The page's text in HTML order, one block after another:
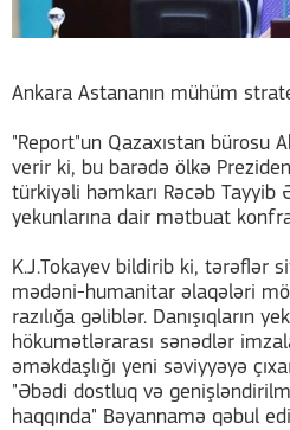
Ankara Astananın mühüm
"Report"un Qazaxıstan bürosu
verir ki, bu barədə ölkə
türkiyəli həmkarı Rəcəb Tayyib
yekunlarına dair mətbuat
K.J.Tokayev bildirib ki, tərəflər
mədəni-humanitar əlaqələri
razılığa gəliblər. Danışıqların
hökumətlərarası sənədlər
əməkdaşlığı yeni səviyyəyə
"Əbədi dostluq və
haqqında" Bəyannamə qəbul